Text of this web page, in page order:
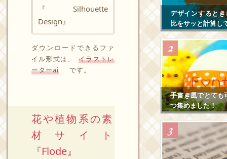
『Silhouette
Design』
ダウンロードできるファ
イル形式は、
イラストレ
ーターai
です。
花や植物系の素
材サイト
『Flode』
デザインすると
比をサッと計算し
手書き風でとても
つ集めました！